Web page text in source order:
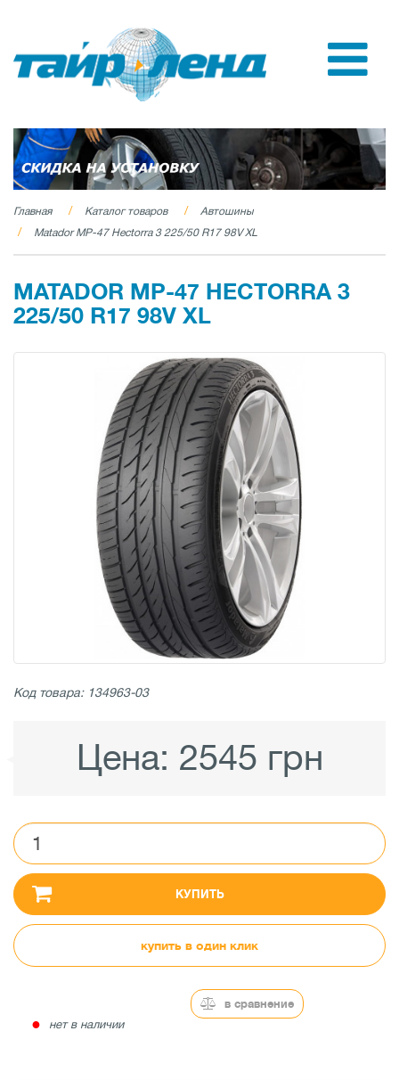
Главная Каталог товаров
Автошины
Matador MP-47 Hectorra 3 225/50 R17 98V XL
MATADOR MP-47 HECTORRA 3
225/50 R17 98V XL
Код товара: 134963-03
Цена: 2545 грн
КУПИТЬ
купить в один клик
● нет в наличии
в сравнение